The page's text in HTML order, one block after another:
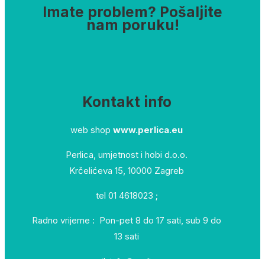
Imate problem? Pošaljite
nam poruku!
Kontakt info
web shop www.perlica.eu
Perlica, umjetnost i hobi d.o.o.
Krčelićeva 15, 10000 Zagreb
tel 01 4618023 ;
Radno vrijeme : Pon-pet 8 do 17 sati, sub 9 do
13 sati